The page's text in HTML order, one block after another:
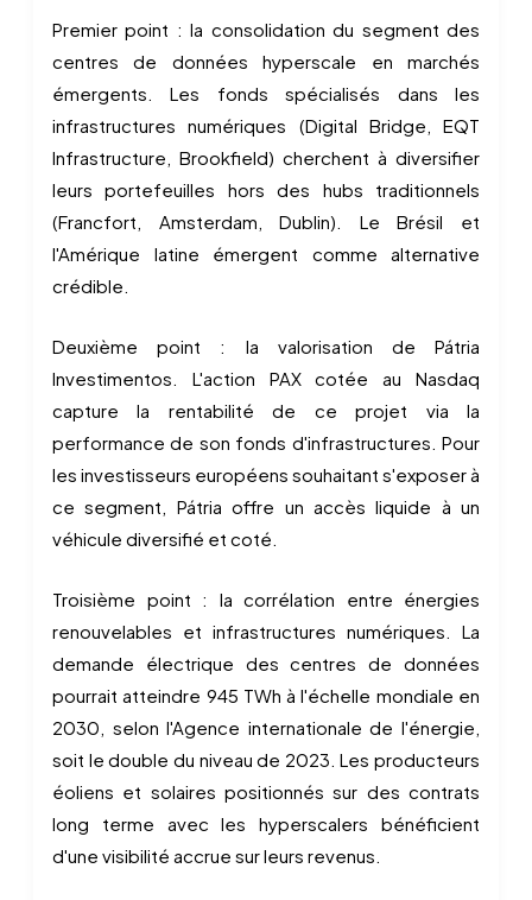
Premier point : la consolidation du segment des
centres de données hyperscale en marchés
émergents. Les fonds spécialisés dans les
infrastructures numériques (Digital Bridge, EQT
Infrastructure, Brookfield) cherchent à diversifier
leurs portefeuilles hors des hubs traditionnels
(Francfort, Amsterdam, Dublin). Le Brésil et
l'Amérique latine émergent comme alternative
crédible.
Deuxième point : la valorisation de Pátria
Investimentos. L'action PAX cotée au Nasdaq
capture la rentabilité de ce projet via la
performance de son fonds d'infrastructures. Pour
les investisseurs européens souhaitant s'exposer à
ce segment, Pátria offre un accès liquide à un
véhicule diversifié et coté.
Troisième point : la corrélation entre énergies
renouvelables et infrastructures numériques. La
demande électrique des centres de données
pourrait atteindre 945 TWh à l'échelle mondiale en
2030, selon l'Agence internationale de l'énergie,
soit le double du niveau de 2023. Les producteurs
éoliens et solaires positionnés sur des contrats
long terme avec les hyperscalers bénéficient
d'une visibilité accrue sur leurs revenus.